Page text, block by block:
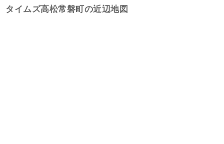
タイムズ高松常磐町の近辺地図